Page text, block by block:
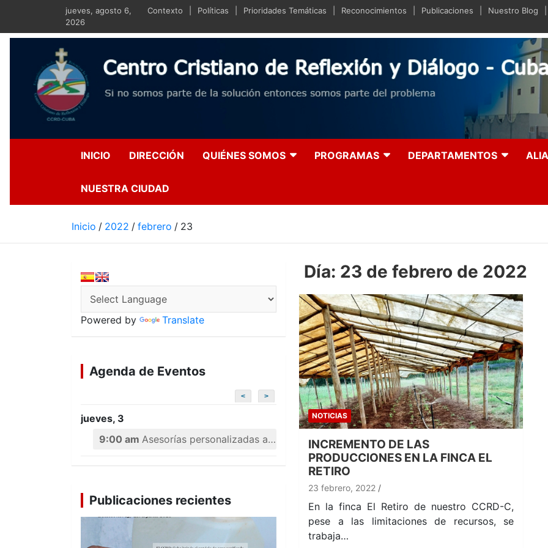
contenido
jueves, agosto 6,
2026
Contexto Políticas Prioridades Temáticas Reconocimientos Publicaciones Nuestro Blog
Centro Cristiano de Reflexión y
Si no somos parte de la solución entonces somos parte del problema
INICIO DIRECCIÓN QUIÉNES SOMOS PROGRAMAS DEPARTAMENTOS
NUESTRA CIUDAD
Inicio 2022 febrero 23
Día: 23 de febrero de 2022
NOTICIAS
INCREMENTO DE LAS
PRODUCCIONES EN LA FINCA EL
RETIRO
23 febrero, 2022
En la finca El Retiro de nuestro CCRD-C,
pese a las limitaciones de recursos, se
trabaja…
Powered by Translate
Agenda de Eventos
< >
jueves, 3
9:00 am Asesorías personalizadas a emprendedores
Publicaciones recientes